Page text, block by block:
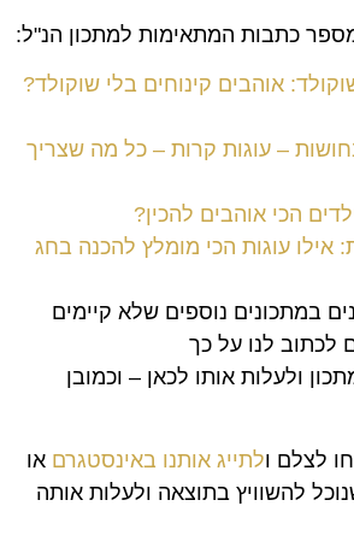
כתבות המתאימות למתכון הנ"ל:
אוהבים קינוחים בלי שוקולד?
– עוגות קרות – כל מה שצריך
הכי אוהבים להכין?
אילו עוגות הכי מומלץ להכנה בחג
במתכונים נוספים שלא קיימים
לכתוב לנו על כך
ולעלות אותו לכאן – וכמובן
לצלם ולתייג אותנו באינסטגרם או
להשוויץ בתוצאה ולעלות אותה